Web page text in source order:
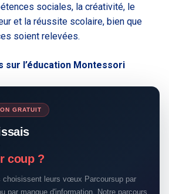
sociales, la créativité, le
et la réussite scolaire, bien que
soient relevées.
sur l’éducation Montessori
GRATUIT
coup ?
choisissent leurs vœux Parcoursup par
par manque d'information. Notre parcours